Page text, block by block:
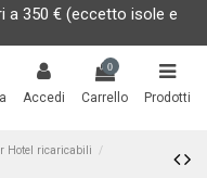
a 350 € (eccetto isole e
Accedi
0
Carrello Prodotti
Hotel ricaricabili